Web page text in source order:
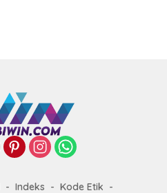
Indeks Kode Etik